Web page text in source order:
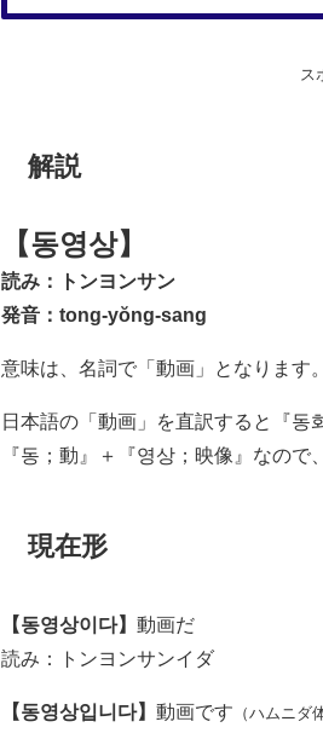
ス
解説
【동영상】
読み：トンヨンサン
発音：tong-yŏng-sang
意味は、名詞で「動画」となります。
日本語の「動画」を直訳すると『동
『동；動』＋『영상；映像』なので
現在形
【동영상이다】 動画だ
読み：トンヨンサンイダ
【동영상입니다】 動画です （ハムニダ